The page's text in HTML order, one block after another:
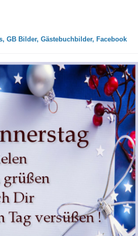
GB Bilder, Gästebuchbilder, Facebook